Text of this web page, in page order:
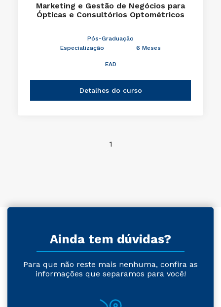
Marketing e Gestão de Negócios para
Ópticas e Consultórios Optométricos
Pós-Graduação
Especialização
6 Meses
EAD
Detalhes do curso
1
Ainda tem dúvidas?
Para que não reste mais nenhuma, confira as
informações que separamos para você!